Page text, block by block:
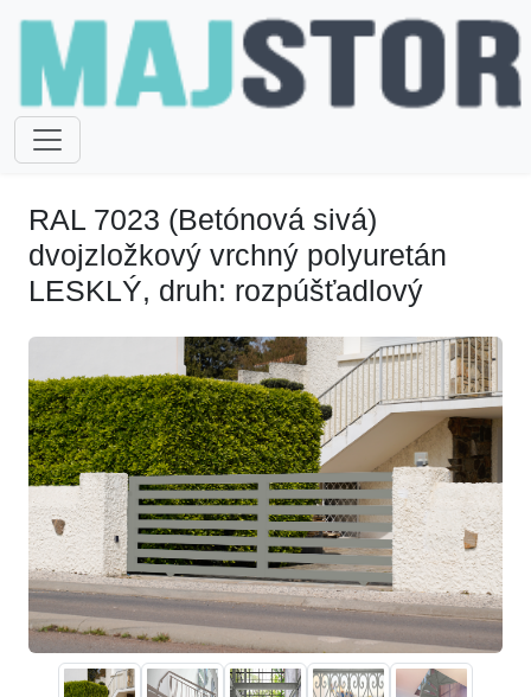
RAL 7023 (Betónová sivá)
dvojzložkový vrchný polyuretán
LESKLÝ, druh: rozpúšťadlový